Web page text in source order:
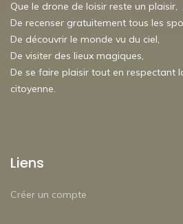
Que le drone de loisir reste un plaisir,
De recenser gratuitement tous les
De découvrir le monde vu du ciel,
De visiter des lieux magiques,
De se faire plaisir tout en respectant
citoyenne.
Liens
Créer un compte